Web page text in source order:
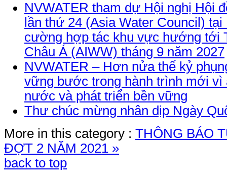
NVWATER tham dự Hội nghị Hội
lần thứ 24 (Asia Water Council)
cường hợp tác khu vực hướng tới
Châu Á (AIWW) tháng 9 năm 2027
NVWATER – Hơn nửa thế kỷ
vững bước trong hành trình mới vì
nước và phát triển bền vững
Thư chúc mừng nhân dịp Ngày
More in this category : THÔNG BÁO
ĐỢT 2 NĂM 2021 »
back to top